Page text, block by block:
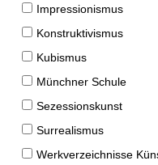
Impressionismus
Konstruktivismus
Kubismus
Münchner Schule
Sezessionskunst
Surrealismus
Werkverzeichnisse